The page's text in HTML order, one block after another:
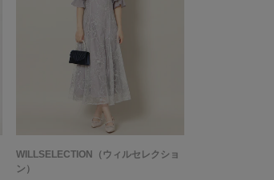
WILLSELECTION（ウィルセレクショ
ン）